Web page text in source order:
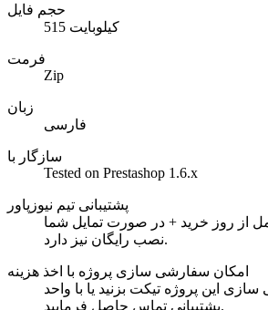
حجم فایل
515 کیلوبایت
فرمت
Zip
زبان
فارسی
سازگار با
Tested on Prestashop 1.6.x
پشتیبانی تیم نیوزپاور
از روز خرید + در صورت تمایل شما
نصب رایگان نیز دارد.
امکان سفارشی سازی پروژه با اخذ هزینه
این پروژه تیکت بزنید یا با واحد
پشتیبانی تماس حاصل فرمایید.